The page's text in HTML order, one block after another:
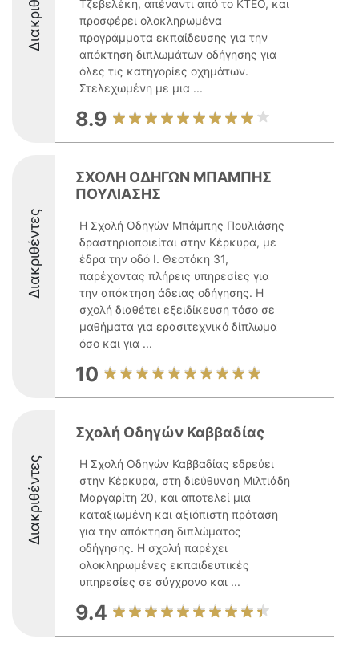
Τζεβελέκη, απέναντι από το ΚΤΕΟ, και
προσφέρει ολοκληρωμένα
προγράμματα εκπαίδευσης για την
απόκτηση διπλωμάτων οδήγησης για
όλες τις κατηγορίες οχημάτων.
Στελεχωμένη με μια ...
8.9
Διακριθέντες
ΣΧΟΛΗ ΟΔΗΓΩΝ ΜΠΑΜΠΗΣ
ΠΟΥΛΙΑΣΗΣ
Η Σχολή Οδηγών Μπάμπης Πουλιάσης
δραστηριοποιείται στην Κέρκυρα, με
έδρα την οδό Ι. Θεοτόκη 31,
παρέχοντας πλήρεις υπηρεσίες για
την απόκτηση άδειας οδήγησης. Η
σχολή διαθέτει εξειδίκευση τόσο σε
μαθήματα για ερασιτεχνικό δίπλωμα
όσο και για ...
10
Διακριθέντες
Σχολή Οδηγών Καββαδίας
Η Σχολή Οδηγών Καββαδίας εδρεύει
στην Κέρκυρα, στη διεύθυνση Μιλτιάδη
Μαργαρίτη 20, και αποτελεί μια
καταξιωμένη και αξιόπιστη πρόταση
για την απόκτηση διπλώματος
οδήγησης. Η σχολή παρέχει
ολοκληρωμένες εκπαιδευτικές
υπηρεσίες σε σύγχρονο και ...
9.4